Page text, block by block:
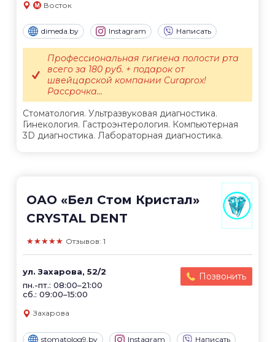
Восток
dimeda.by Instagram Написать
Стоматология. Ультразвуковая диагностика.
Гинекология. Гастроэнтерология. Компьютерная
3D диагностика. Лабораторная диагностика.
Профессиональная гигиена полости рта
всего за 180 руб. + подарок от
швейцарской компании Curaprox!
Рассрочка...
ОАО «Бел Стом Кристал»
CRYSTAL DENT
★★★★★ Отзывов: 1
ул. Захарова, 52/2
пн.-пт.: 08:00–21:00
сб.: 09:00–15:00
Позвонить
Захарова
stomatolog9.by Instagram Написать